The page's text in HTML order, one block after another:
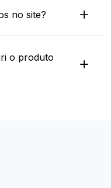
no site?
o produto